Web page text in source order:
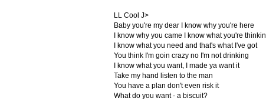
LL Cool J>
Baby you're my dear I know why you're here
I know why you came I know what you're thinkin
I know what you need and that's what I've got
You think I'm goin crazy no I'm not drinking
I know what you want, I made ya want it
Take my hand listen to the man
You have a plan don't even risk it
What do you want - a biscuit?